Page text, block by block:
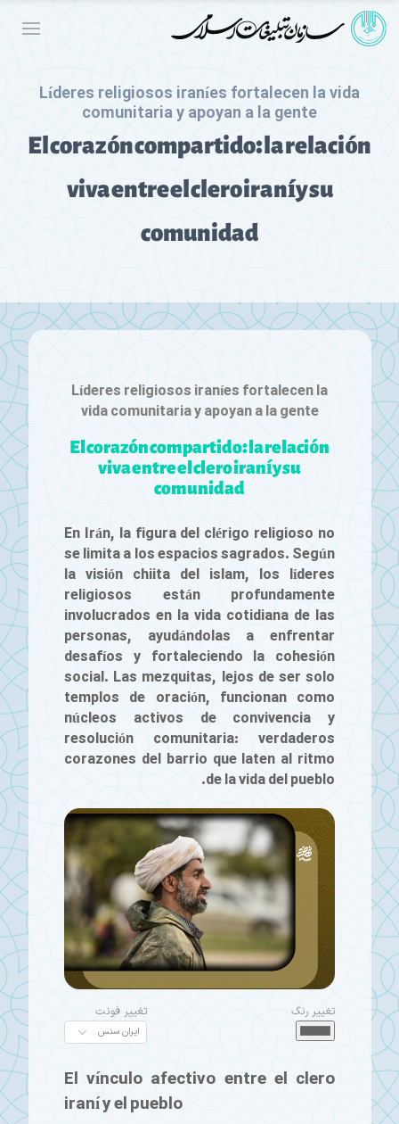
Líderes religiosos iraníes fortalecen la vida
comunitaria y apoyan a la gente
El corazón compartido: la relación
viva entre el clero iraní y su
comunidad
Líderes religiosos iraníes fortalecen la
vida comunitaria y apoyan a la gente
El corazón compartido: la relación
viva entre el clero iraní y su
comunidad
En Irán, la figura del clérigo religioso no
se limita a los espacios sagrados. Según
la visión chiita del islam, los líderes
religiosos están profundamente
involucrados en la vida cotidiana de las
personas, ayudándolas a enfrentar
desafíos y fortaleciendo la cohesión
social. Las mezquitas, lejos de ser solo
templos de oración, funcionan como
núcleos activos de convivencia y
resolución comunitaria: verdaderos
corazones del barrio que laten al ritmo
de la vida del pueblo.
تغییر رنگ تغییر فونت
El vínculo afectivo entre el clero
iraní y el pueblo